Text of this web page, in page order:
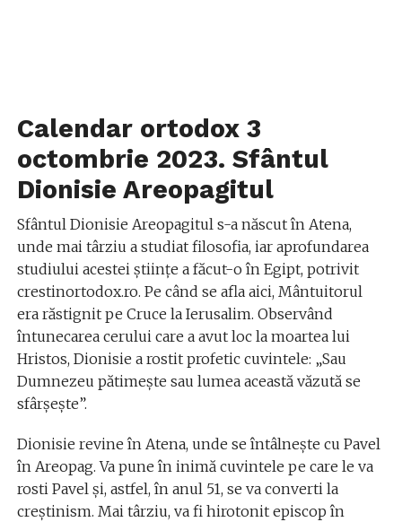
Calendar ortodox 3
octombrie 2023. Sfântul
Dionisie Areopagitul
Sfântul Dionisie Areopagitul s-a născut în Atena,
unde mai târziu a studiat filosofia, iar aprofundarea
studiului acestei ştiinţe a făcut-o în Egipt, potrivit
crestinortodox.ro. Pe când se afla aici, Mântuitorul
era răstignit pe Cruce la Ierusalim. Observând
întunecarea cerului care a avut loc la moartea lui
Hristos, Dionisie a rostit profetic cuvintele: „Sau
Dumnezeu pătimește sau lumea această văzută se
sfârșește”.
Dionisie revine în Atena, unde se întâlneşte cu Pavel
în Areopag. Va pune în inimă cuvintele pe care le va
rosti Pavel și, astfel, în anul 51, se va converti la
creștinism. Mai târziu, va fi hirotonit episcop în